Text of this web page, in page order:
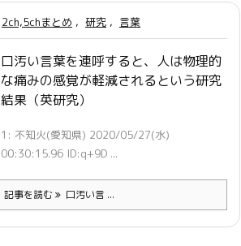
2ch,5chまとめ , 研究 , 言葉
口汚い言葉を連呼すると、人は物理的
な痛みの感覚が軽減されるという研究
結果（英研究）
1: 不知火(愛知県) 2020/05/27(水)
00:30:15.96 ID:q+9D ...
記事を読む 口汚い言 ...